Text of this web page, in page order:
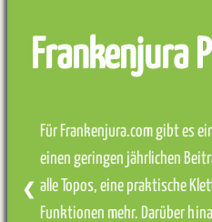
Frankenjura
Für Frankenjura.com gibt es
einen geringen jährlichen
alle Topos, eine praktische
Funktionen mehr. Darüber
❮